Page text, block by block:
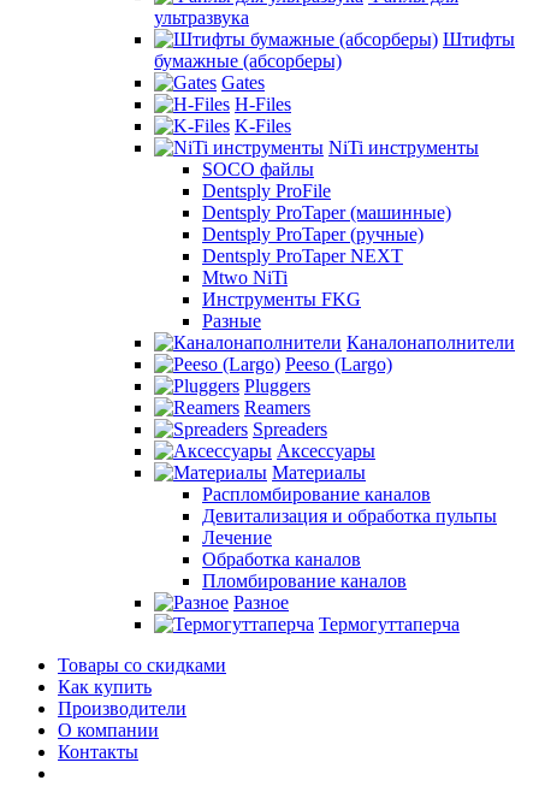
ультразвука
Штифты
бумажные (абсорберы)
Gates
H-Files
K-Files
NiTi инструменты
SOCO файлы
Dentsply ProFile
Dentsply ProTaper (машинные)
Dentsply ProTaper (ручные)
Dentsply ProTaper NEXT
Mtwo NiTi
Инструменты FKG
Разные
Каналонаполнители
Peeso (Largo)
Pluggers
Reamers
Spreaders
Аксессуары
Материалы
Распломбирование каналов
Девитализация и обработка пульпы
Лечение
Обработка каналов
Пломбирование каналов
Разное
Термогуттаперча
Товары со скидками
Как купить
Производители
О компании
Контакты